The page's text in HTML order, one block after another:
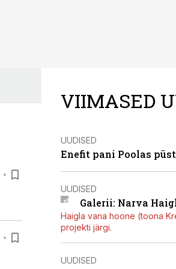
VIIMASED
UUDISED
Enefit pani Poolas
UUDISED
Galerii: Narva
Haigla vana hoone (toona
projekti järgi.
UUDISED